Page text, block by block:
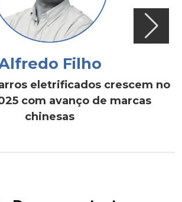
Filho
eletrificados crescem no
com avanço de marcas
chinesas